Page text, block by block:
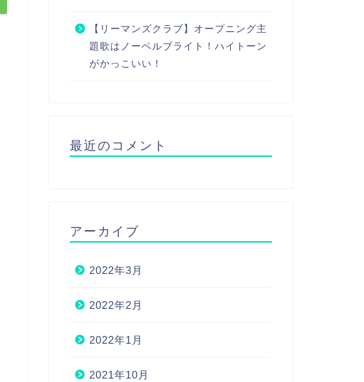
【リーマンズクラブ】オープニング主
題歌はノーベルブライト！ハイトーン
がかっこいい！
最近のコメント
アーカイブ
2022年3月
2022年2月
2022年1月
2021年10月